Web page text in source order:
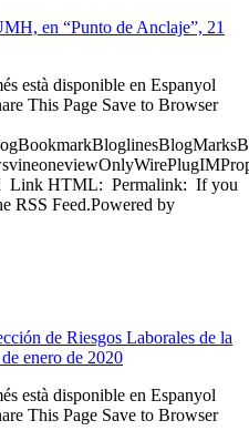
en “Punto de Anclaje”, 21
està disponible en Espanyol
This Page Save to Browser
Link HTML: Permalink: If you
RSS Feed.Powered by
de Riesgos Laborales de la
enero de 2020
està disponible en Espanyol
This Page Save to Browser